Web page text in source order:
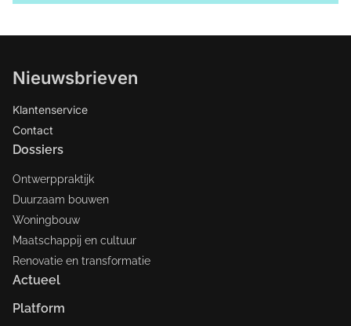
Nieuwsbrieven
Klantenservice
Contact
Dossiers
Ontwerppraktijk
Duurzaam bouwen
Woningbouw
Maatschappij en cultuur
Renovatie en transformatie
Actueel
Platform